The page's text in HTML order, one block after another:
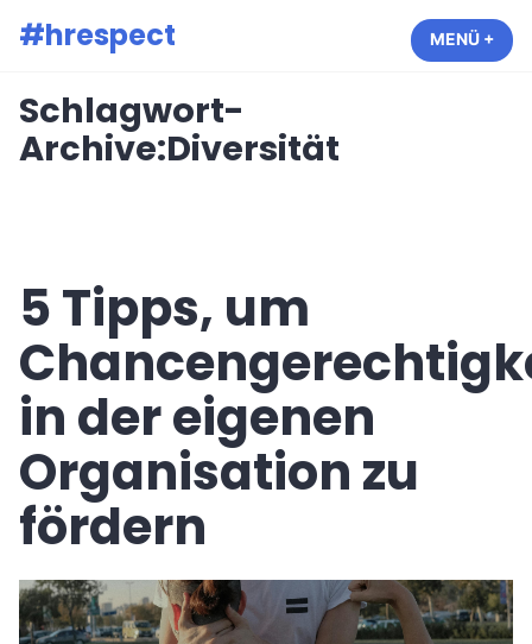
Inhalt
#hrespect MENÜ +
Schlagwort-
Archive:Diversität
5 Tipps, um
in der eigenen
Organisation zu
fördern